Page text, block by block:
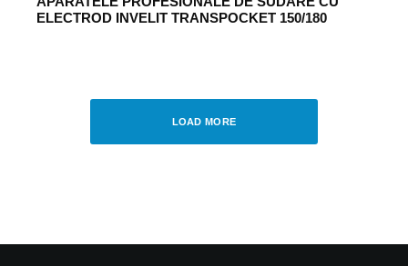
ELECTROD INVELIT TRANSPOCKET 150/180
LOAD MORE